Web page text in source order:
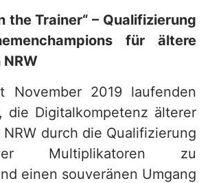
the Trainer“ – Qualifizierung
für ältere
November 2019 laufenden
die Digitalkompetenz älterer
durch die Qualifizierung
Multiplikatoren zu
einen souveränen Umgang